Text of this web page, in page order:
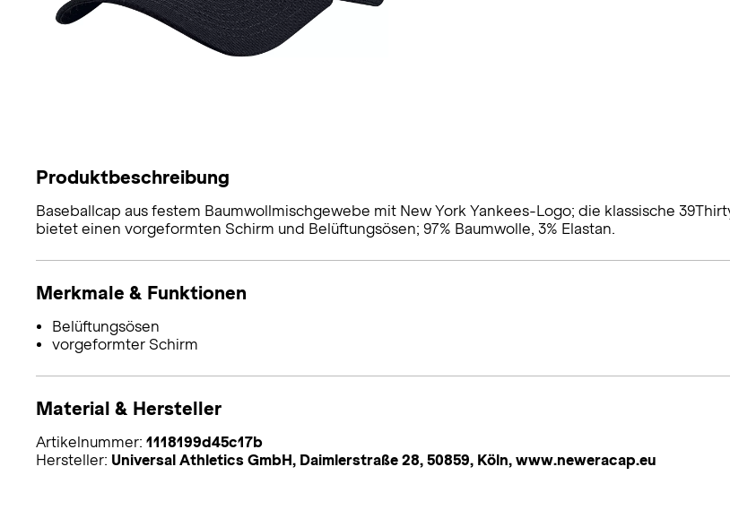
Produktbeschreibung
Baseballcap aus festem Baumwollmischgewebe mit New York Yankees-Logo; die klassische
bietet einen vorgeformten Schirm und Belüftungsösen; 97% Baumwolle, 3% Elastan.
Merkmale & Funktionen
Belüftungsösen
vorgeformter Schirm
Material & Hersteller
Artikelnummer: 1118199d45c17b
Hersteller: Universal Athletics GmbH, Daimlerstraße 28, 50859, Köln, www.neweracap.eu